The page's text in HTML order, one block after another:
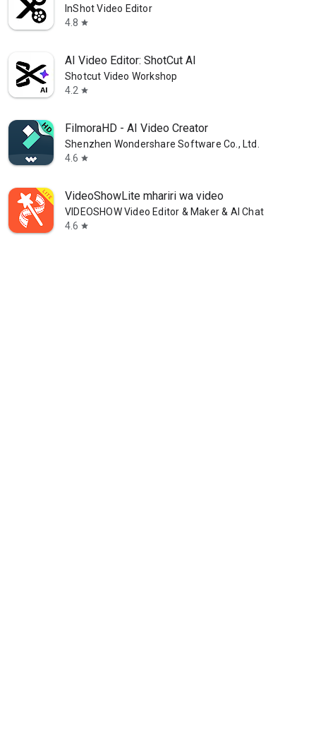
InShot Video Editor
4.8 star
AI Video Editor: ShotCut AI
Shotcut Video Workshop
4.2 star
FilmoraHD - AI Video Creator
Shenzhen Wondershare Software Co., Ltd.
4.6 star
VideoShowLite mhariri wa video
VIDEOSHOW Video Editor & Maker & AI Chat Generator
4.6 star